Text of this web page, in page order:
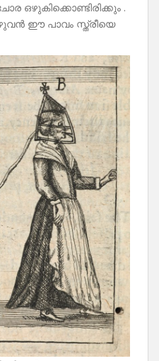
ഒഴുകിക്കൊണ്ടിരിക്കും .
ഈ പാവം സ്ത്രീയെ